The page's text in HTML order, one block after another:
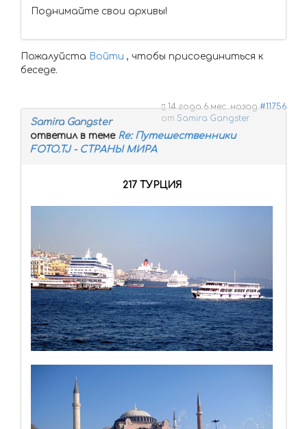
Поднимайте свои архивы!
Пожалуйста Войти , чтобы присоединиться к
беседе.
14 года 6 мес. назад #11756
от Samira Gangster
Samira Gangster
ответил в теме Re: Путешественники
FOTO.TJ - СТРАНЫ МИРА
217 ТУРЦИЯ